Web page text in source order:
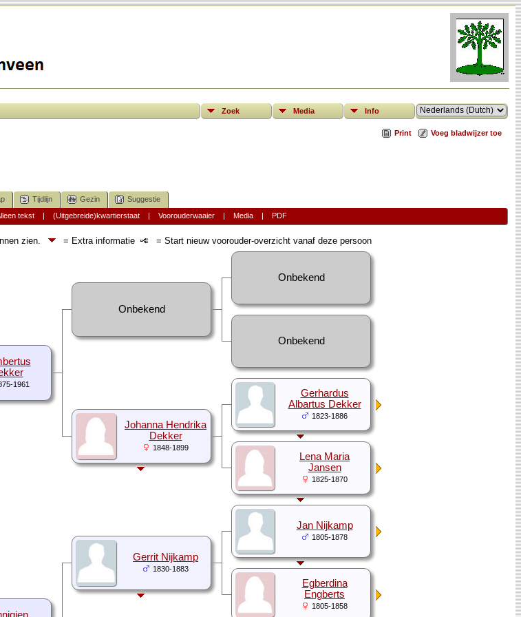
Zoek Media Info
Print Voeg bladwijzer toe
Tijdlijn Gezin Suggestie
tekst| (Uitgebreide)kwartierstaat| Voorouderwaaier| Media| PDF
zien. = Extra informatie = Start nieuw voorouder-overzicht vanaf deze persoon
1961
Onbekend
Onbekend
Onbekend
Johanna Hendrika
Dekker
1848-1899
Gerhardus
Albartus Dekker
1823-1886
Lena Maria
Jansen
1825-1870
Gerrit Nijkamp
1830-1883
Jan Nijkamp
1805-1878
Egberdina
Engberts
1805-1858